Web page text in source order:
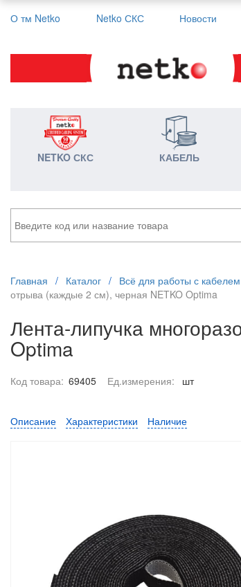
О тм Netko Netko СКС Новости
NETKO СКС КАБЕЛЬ
Главная / Каталог / Всё для работы с кабелем
отрыва (каждые 2 см), черная NETKO Optima
Лента-липучка
Optima
Код товара: 69405 Ед.измерения: шт
Описание Характеристики Наличие